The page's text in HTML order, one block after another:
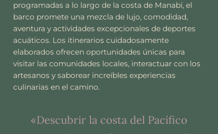
programadas a lo largo de la costa de Manabí, el
barco promete una mezcla de lujo, comodidad,
aventura y actividades excepcionales de deportes
acuáticos. Los itinerarios cuidadosamente
elaborados ofrecen oportunidades únicas para
visitar las comunidades locales, interactuar con los
artesanos y saborear increíbles experiencias
culinarias en el camino.
«Descubrir la costa del Pacífico